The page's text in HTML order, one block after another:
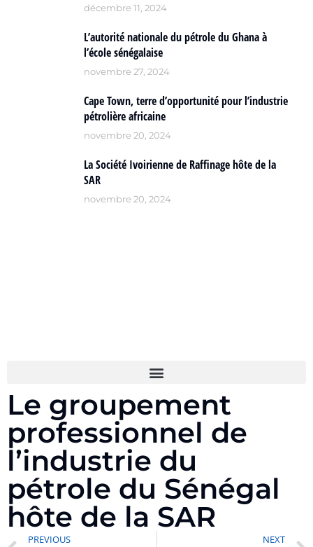
décembre 11, 2024
L’autorité nationale du pétrole du Ghana à
l’école sénégalaise
novembre 27, 2024
Cape Town, terre d’opportunité pour l’industrie
pétrolière africaine
novembre 20, 2024
La Société Ivoirienne de Raffinage hôte de la
SAR
novembre 20, 2024
Le groupement
professionnel de
l’industrie du
pétrole du Sénégal
hôte de la SAR
PREVIOUS NEXT